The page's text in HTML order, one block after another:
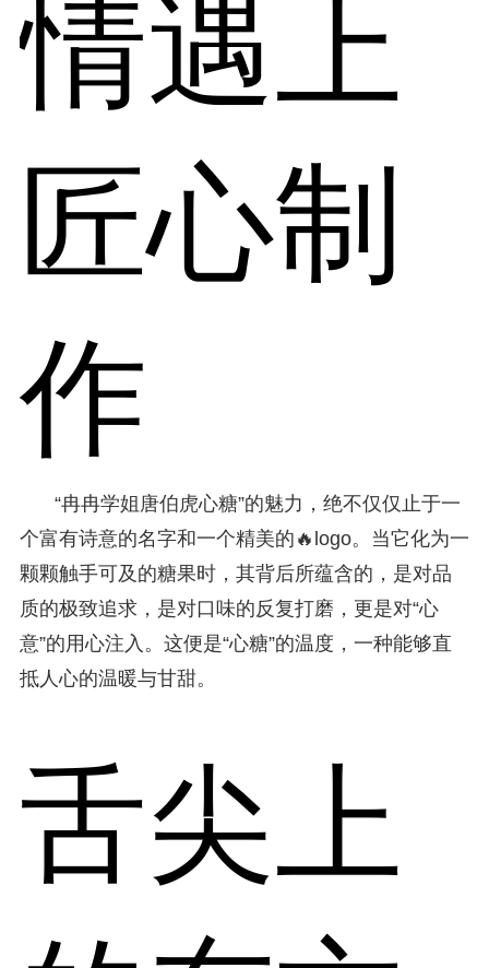
情遇上
匠心制
作
“冉冉学姐唐伯虎心糖”的魅力，绝不仅仅止于一
个富有诗意的名字和一个精美的🔥logo。当它化为一
颗颗触手可及的糖果时，其背后所蕴含的，是对品
质的极致追求，是对口味的反复打磨，更是对“心
意”的用心注入。这便是“心糖”的温度，一种能够直
抵人心的温暖与甘甜。
舌尖上